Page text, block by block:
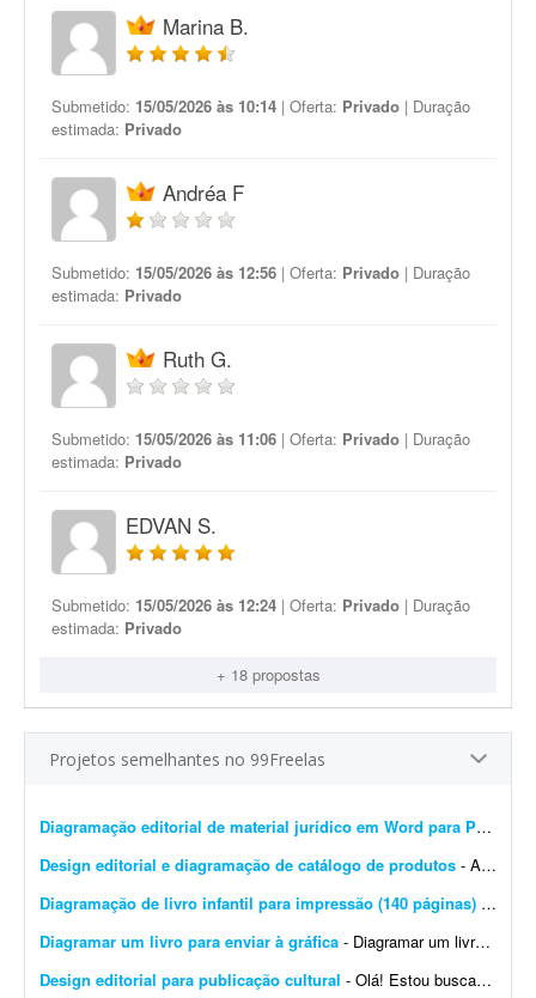
Marina B.
Submetido: 15/05/2026 às 10:14 | Oferta: Privado | Duração
estimada: Privado
Andréa F
Submetido: 15/05/2026 às 12:56 | Oferta: Privado | Duração
estimada: Privado
Ruth G.
Submetido: 15/05/2026 às 11:06 | Oferta: Privado | Duração
estimada: Privado
EDVAN S.
Submetido: 15/05/2026 às 12:24 | Oferta: Privado | Duração
estimada: Privado
+ 18 propostas
Projetos semelhantes no 99Freelas
Diagramação editorial de material jurídico em Word para PDF premium
Design editorial e diagramação de catálogo de produtos - A DistribuiBem, distribuidora de alimentos e produtos premium, está procurando um profissional de design editorial e diagramação para revisar, modernizar e manter nosso cat&aac...
Diagramação de livro infantil para impressão (140 páginas)
Diagramar um livro para enviar à gráfica - Diagramar um livro para enviar à gráfica. 95% do livro é texto. Formato 170x240 mm. (ao alto), compostos por: - 380 páginas impressas a 1/1 cor (preto) em ior 90 grs. -...
Design editorial para publicação cultural - Olá! Estou buscando um designer editorial ou diagramador para uma publicação cultural do Projeto Maracá, desenvolvido em Guaíra (SP). É importante que o p...